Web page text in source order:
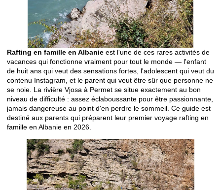
Rafting en famille en Albanie est l'une de ces rares activités de
vacances qui fonctionne vraiment pour tout le monde — l'enfant
de huit ans qui veut des sensations fortes, l'adolescent qui veut du
contenu Instagram, et le parent qui veut être sûr que personne ne
se noie. La rivière Vjosa à Permet se situe exactement au bon
niveau de difficulté : assez éclaboussante pour être passionnante,
jamais dangereuse au point d'en perdre le sommeil. Ce guide est
destiné aux parents qui préparent leur premier voyage rafting en
famille en Albanie en 2026.